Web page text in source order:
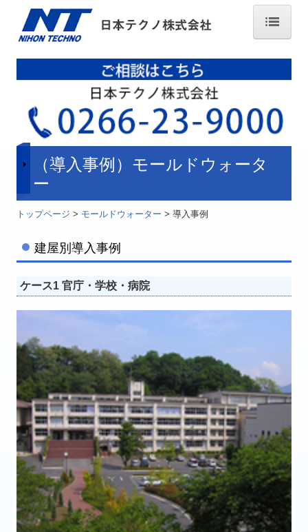
モールドウォーター
モールドウォーター・エコミスト
燃費とく・トク君２
燃費削減丸
会社案内
資料請求・お問合せ
赤水発生の原因と影響について
船舶の燃費削減方法
自動車の燃費削減をするポイント
ボイラーの燃費を抑えるために
（導入事例）モールドウォータ
ー
トップページ > モールドウォーター > 導入事例
建屋別導入事例
ケース1 官庁・学校・病院